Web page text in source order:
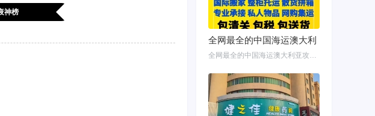
神榜
全网最全的中国海运澳大利
全网最全的中国海运澳大利亚攻略！细说如何把家具转运悉尼墨尔本布里斯班 国内网购